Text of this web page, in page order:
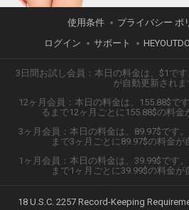
使用条件 プライバシー ポ
ログイン
サポート
日本語
ENGLISH
ESPAÑOL
TIẾNG VIỆT
3日間お試し会員：本日の料金は、$1で
が自動更新されま
12ヶ月会員：本日の料金は、155.88$で
るまで12ヶ月ごとに155.88$の料金
3ヶ月会員：本日の料金は、89.97$です
まで3ヶ月ごとに89.97$の料金が
1ヶ月会員：本日の料金は、39.99$です
まで1ヶ月ごとに39.99$の料金が
18 U.S.C. 2257 Record-Keeping